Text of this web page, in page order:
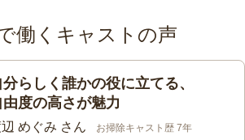
働くキャストの声
分らしく誰かの役に立てる、
由度の高さが魅力
めぐみ さん お掃除キャスト歴 7年